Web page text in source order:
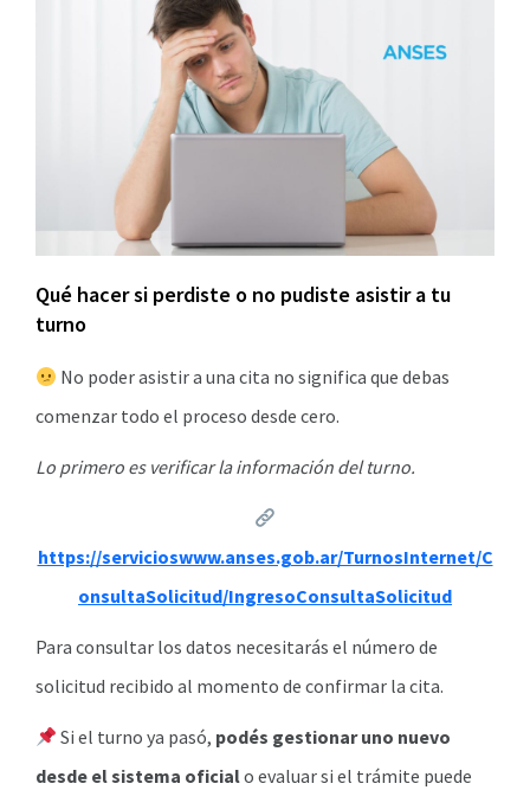
Qué hacer si perdiste o no pudiste asistir a tu
turno
No poder asistir a una cita no significa que debas
comenzar todo el proceso desde cero.
Lo primero es verificar la información del turno.
https://servicioswww.anses.gob.ar/TurnosInternet/C
onsultaSolicitud/IngresoConsultaSolicitud
Para consultar los datos necesitarás el número de
solicitud recibido al momento de confirmar la cita.
Si el turno ya pasó, podés gestionar uno nuevo
desde el sistema oficialo evaluar si el trámite puede